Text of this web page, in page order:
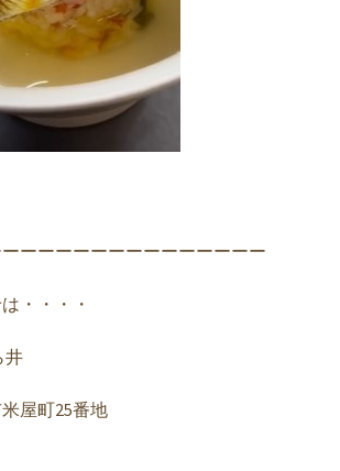
ーーーーーーーーーーーーーー
・・・・
井
屋町25番地